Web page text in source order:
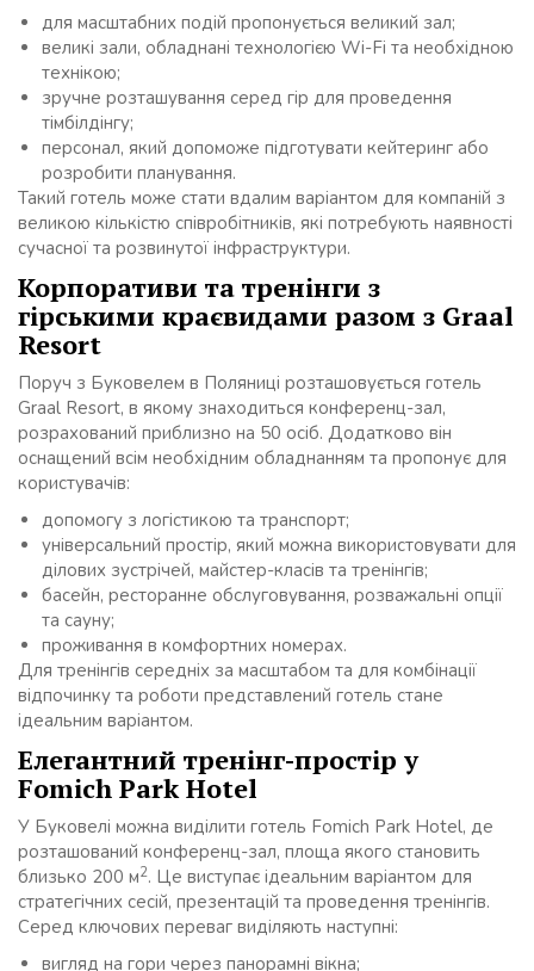
для масштабних подій пропонується великий зал;
великі зали, обладнані технологією Wi-Fi та необхідною
технікою;
зручне розташування серед гір для проведення
тімбілдінгу;
персонал, який допоможе підготувати кейтеринг або
розробити планування.
Такий готель може стати вдалим варіантом для компаній з
великою кількістю співробітників, які потребують наявності
сучасної та розвинутої інфраструктури.
Корпоративи та тренінги з
гірськими краєвидами разом з Graal
Resort
Поруч з Буковелем в Поляниці розташовується готель
Graal Resort, в якому знаходиться конференц-зал,
розрахований приблизно на 50 осіб. Додатково він
оснащений всім необхідним обладнанням та пропонує для
користувачів:
допомогу з логістикою та транспорт;
універсальний простір, який можна використовувати для
ділових зустрічей, майстер-класів та тренінгів;
басейн, ресторанне обслуговування, розважальні опції
та сауну;
проживання в комфортних номерах.
Для тренінгів середніх за масштабом та для комбінації
відпочинку та роботи представлений готель стане
ідеальним варіантом.
Елегантний тренінг-простір у
Fomich Park Hotel
У Буковелі можна виділити готель Fomich Park Hotel, де
розташований конференц-зал, площа якого становить
близько 200 м2. Це виступає ідеальним варіантом для
стратегічних сесій, презентацій та проведення тренінгів.
Серед ключових переваг виділяють наступні:
вигляд на гори через панорамні вікна;